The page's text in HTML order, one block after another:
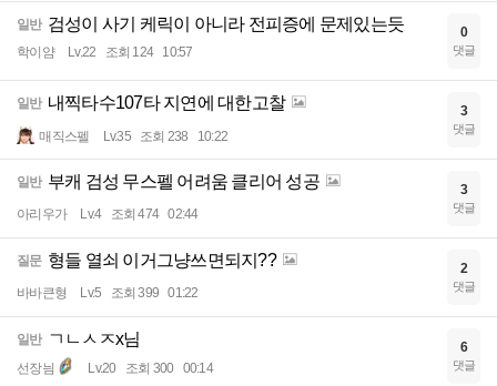
일반 검성이 사기 케릭이 아니라 전피증에 문제있는듯
학이얌 Lv.22 조회 124 10:57
0
댓글
일반 내찍타수107타 지연에 대한고찰
매직스펠 Lv.35 조회 238 10:22
3
댓글
일반 부캐 검성 무스펠 어려움 클리어 성공
아리우가 Lv.4 조회 474 02:44
3
댓글
질문 형들 열쇠 이거그냥쓰면되지??
바바큰형 Lv.5 조회 399 01:22
2
댓글
일반 ㄱㄴㅅㅈx님
선장늼 Lv.20 조회 300 00:14
6
댓글